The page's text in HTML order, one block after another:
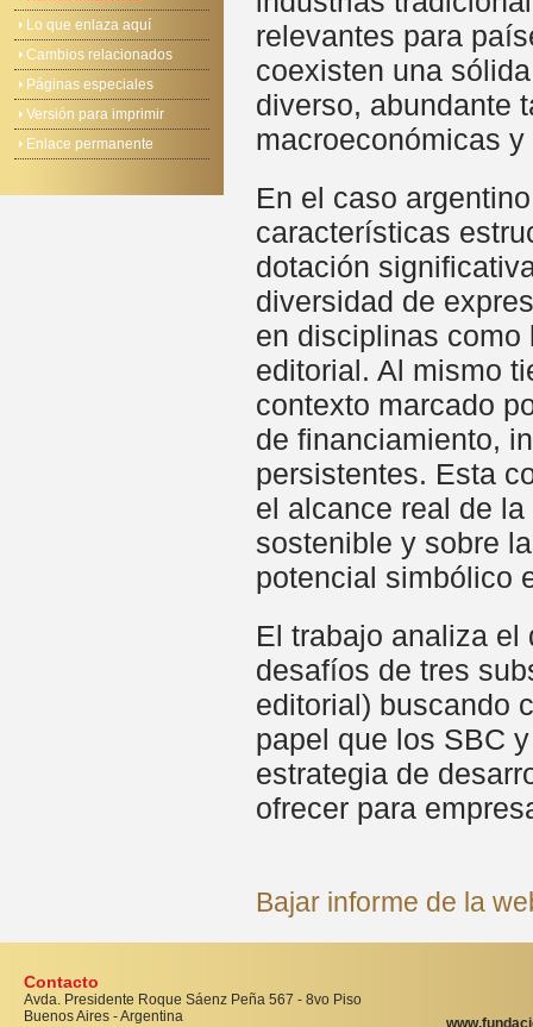
Lo que enlaza aquí
Cambios relacionados
Páginas especiales
Versión para imprimir
Enlace permanente
relevantes para
coexisten una
diverso, abundante
macroeconómicas
En el caso
características
dotación
diversidad de
en disciplinas
editorial. Al mismo
contexto marcado
de financiamiento,
persistentes. Esta
el alcance real de
sostenible y sobre
potencial simbólico
El trabajo analiza
desafíos de tres
editorial) buscando
papel que los SBC
estrategia de
ofrecer para
Bajar informe de la
Contacto
Avda. Presidente Roque Sáenz Peña 567 - 8vo Piso
Buenos Aires - Argentina